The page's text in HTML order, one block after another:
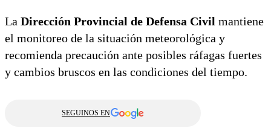
La Dirección Provincial de Defensa Civil mantiene
el monitoreo de la situación meteorológica y
recomienda precaución ante posibles ráfagas fuertes
y cambios bruscos en las condiciones del tiempo.
SEGUINOS EN